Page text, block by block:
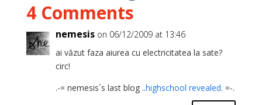
4 Comments
nemesis on 06/12/2009 at 13:46
ai văzut faza aiurea cu electricitatea la sate?
circ!
.-= nemesis´s last blog ..highschool revealed. =-.